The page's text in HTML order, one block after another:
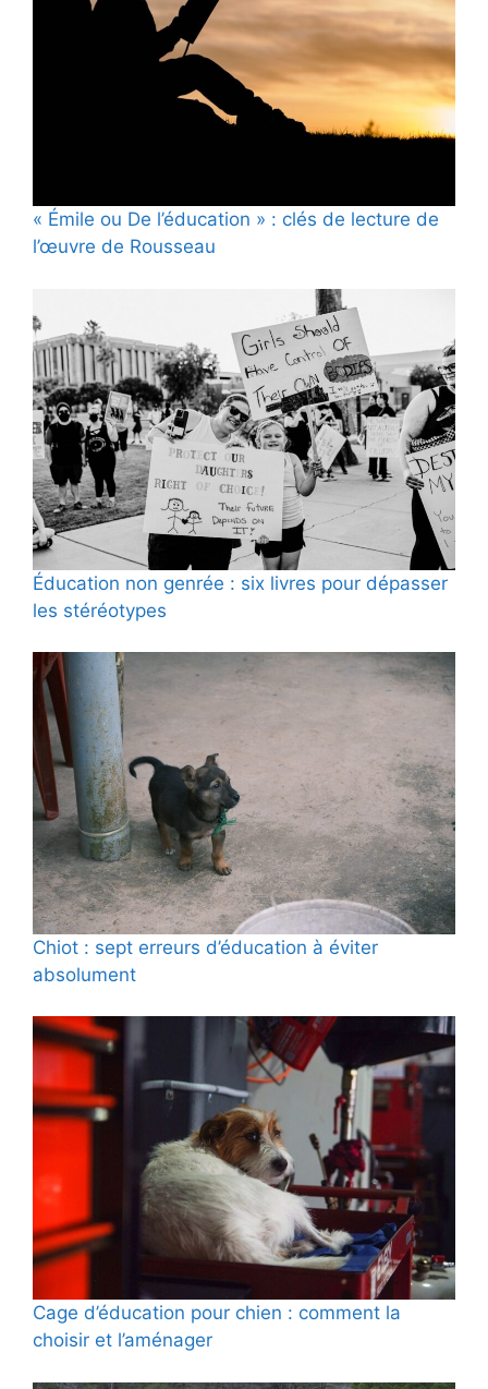
« Émile ou De l’éducation » : clés de lecture de
l’œuvre de Rousseau
Éducation non genrée : six livres pour dépasser
les stéréotypes
Chiot : sept erreurs d’éducation à éviter
absolument
Cage d’éducation pour chien : comment la
choisir et l’aménager